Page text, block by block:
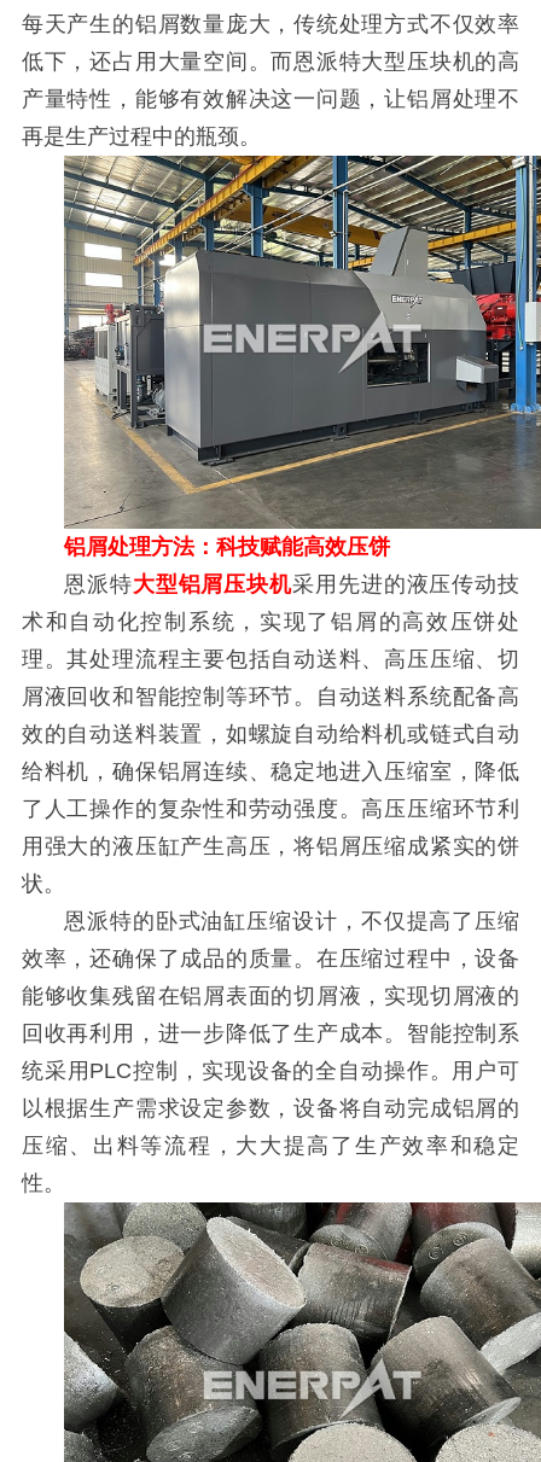
每天产生的铝屑数量庞大，传统处理方式不仅效率
低下，还占用大量空间。而恩派特大型压块机的高
产量特性，能够有效解决这一问题，让铝屑处理不
再是生产过程中的瓶颈。
铝屑处理方法：科技赋能高效压饼
恩派特大型铝屑压块机采用先进的液压传动技
术和自动化控制系统，实现了铝屑的高效压饼处
理。其处理流程主要包括自动送料、高压压缩、切
屑液回收和智能控制等环节。自动送料系统配备高
效的自动送料装置，如螺旋自动给料机或链式自动
给料机，确保铝屑连续、稳定地进入压缩室，降低
了人工操作的复杂性和劳动强度。高压压缩环节利
用强大的液压缸产生高压，将铝屑压缩成紧实的饼
状。
恩派特的卧式油缸压缩设计，不仅提高了压缩
效率，还确保了成品的质量。在压缩过程中，设备
能够收集残留在铝屑表面的切屑液，实现切屑液的
回收再利用，进一步降低了生产成本。智能控制系
统采用PLC控制，实现设备的全自动操作。用户可
以根据生产需求设定参数，设备将自动完成铝屑的
压缩、出料等流程，大大提高了生产效率和稳定
性。